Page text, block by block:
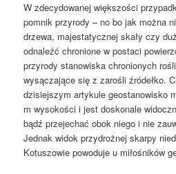
W zdecydowanej większości
pomnik przyrody – no bo jak można
drzewa, majestatycznej skały czy
odnaleźć chronione w postaci
przyrody stanowiska chronionych
wysączające się z zarośli źródełko.
dzisiejszym artykule geostanowisko
m wysokości i jest doskonale
bądź przejechać obok niego i nie
Jednak widok przydrożnej skarpy
Kotuszowie powoduje u miłośników